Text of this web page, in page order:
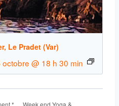
Le Pradet (Var)
octobre @ 18 h 30 min
Week end Yoga &